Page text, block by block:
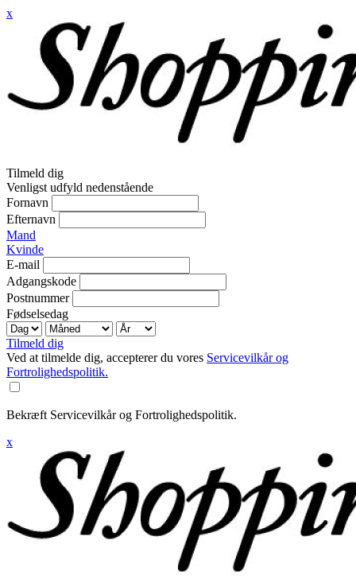
x
Tilmeld dig
Venligst udfyld nedenstående
Fornavn
Efternavn
Mand
Kvinde
E-mail
Adgangskode
Postnummer
Fødselsedag
Tilmeld dig
Ved at tilmelde dig, accepterer du vores Servicevilkår og
Fortrolighedspolitik.
Bekræft Servicevilkår og Fortrolighedspolitik.
x